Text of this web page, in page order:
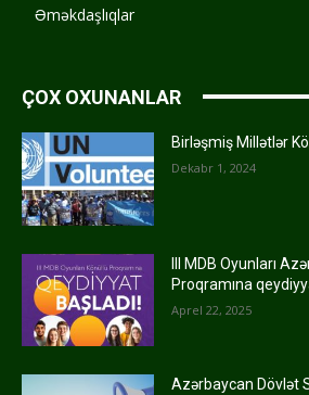
Əməkdaşlıqlar
ÇOX OXUNANLAR
Birləşmiş Millətlər
Dekabr 1, 2024
III MDB Oyunları
Proqramına
Aprel 22, 2025
Azərbaycan Dövlət